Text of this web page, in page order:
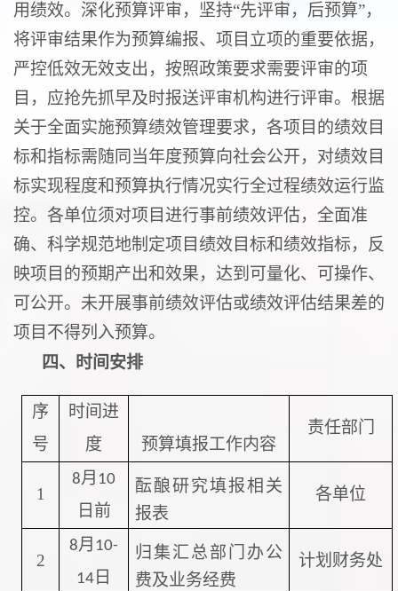
用绩效。深化预算评审，坚持“先评审，后预算”，
将评审结果作为预算编报、项目立项的重要依据，
严控低效无效支出，按照政策要求需要评审的项
目，应抢先抓早及时报送评审机构进行评审。根据
关于全面实施预算绩效管理要求，各项目的绩效目
标和指标需随同当年度预算向社会公开，对绩效目
标实现程度和预算执行情况实行全过程绩效运行监
控。各单位须对项目进行事前绩效评估，全面准
确、科学规范地制定项目绩效目标和绩效指标，反
映项目的预期产出和效果，达到可量化、可操作、
可公开。未开展事前绩效评估或绩效评估结果差的
项目不得列入预算。
四、时间安排
序
号
时间进
度
预算填报工作内容
责任部门
1
8月 10
日前
酝酿研究填报相关
报表
各单位
2
8月 10-
14 日
归集汇总部门办公
费及业务经费
计划财务处